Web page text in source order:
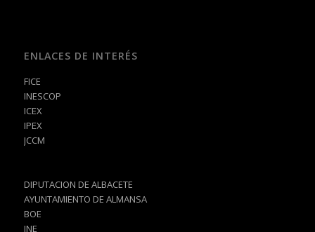
ENLACES DE INTERÉS
FICE
INESCOP
ICEX
IPEX
JCCM
DIPUTACION DE ALBACETE
AYUNTAMIENTO DE ALMANSA
BOE
INE